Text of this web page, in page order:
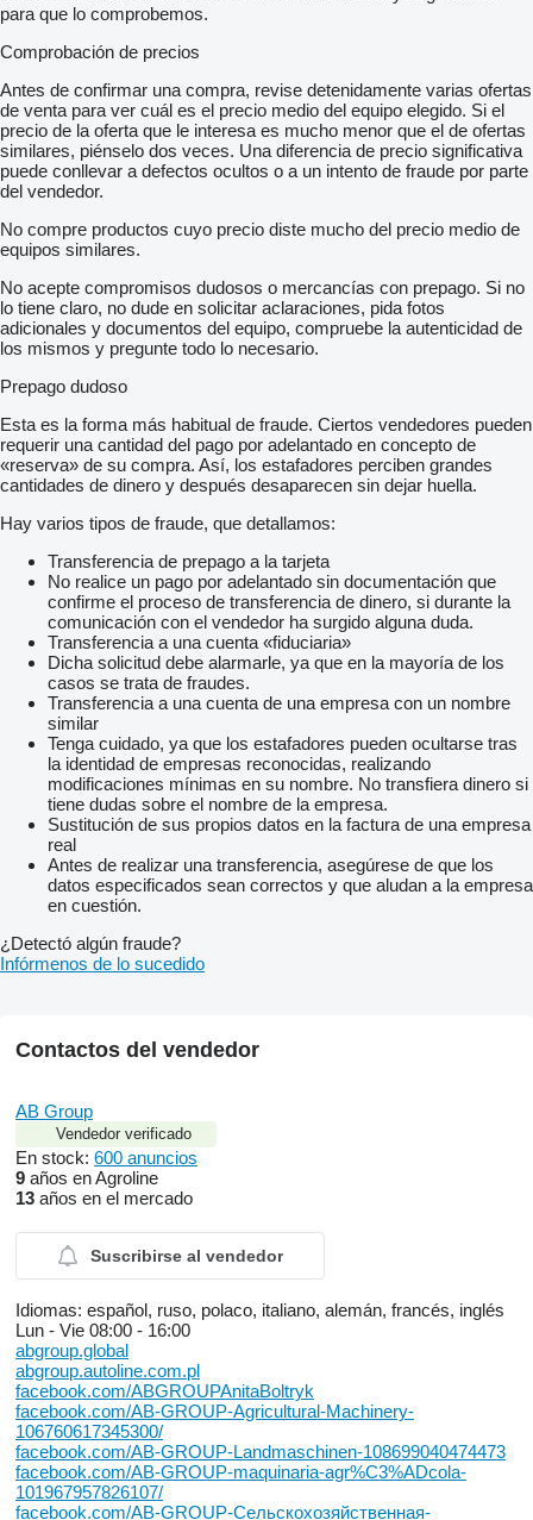
para que lo comprobemos.
Comprobación de precios
Antes de confirmar una compra, revise detenidamente varias ofertas
de venta para ver cuál es el precio medio del equipo elegido. Si el
precio de la oferta que le interesa es mucho menor que el de ofertas
similares, piénselo dos veces. Una diferencia de precio significativa
puede conllevar a defectos ocultos o a un intento de fraude por parte
del vendedor.
No compre productos cuyo precio diste mucho del precio medio de
equipos similares.
No acepte compromisos dudosos o mercancías con prepago. Si no
lo tiene claro, no dude en solicitar aclaraciones, pida fotos
adicionales y documentos del equipo, compruebe la autenticidad de
los mismos y pregunte todo lo necesario.
Prepago dudoso
Esta es la forma más habitual de fraude. Ciertos vendedores pueden
requerir una cantidad del pago por adelantado en concepto de
«reserva» de su compra. Así, los estafadores perciben grandes
cantidades de dinero y después desaparecen sin dejar huella.
Hay varios tipos de fraude, que detallamos:
Transferencia de prepago a la tarjeta
No realice un pago por adelantado sin documentación que
confirme el proceso de transferencia de dinero, si durante la
comunicación con el vendedor ha surgido alguna duda.
Transferencia a una cuenta «fiduciaria»
Dicha solicitud debe alarmarle, ya que en la mayoría de los
casos se trata de fraudes.
Transferencia a una cuenta de una empresa con un nombre
similar
Tenga cuidado, ya que los estafadores pueden ocultarse tras
la identidad de empresas reconocidas, realizando
modificaciones mínimas en su nombre. No transfiera dinero si
tiene dudas sobre el nombre de la empresa.
Sustitución de sus propios datos en la factura de una empresa
real
Antes de realizar una transferencia, asegúrese de que los
datos especificados sean correctos y que aludan a la empresa
en cuestión.
¿Detectó algún fraude?
Infórmenos de lo sucedido
Contactos del vendedor
AB Group
Vendedor verificado
En stock: 600 anuncios
9 años en Agroline
13 años en el mercado
Suscribirse al vendedor
Idiomas: español, ruso, polaco, italiano, alemán, francés, inglés
Lun - Vie 08:00 - 16:00
abgroup.global
abgroup.autoline.com.pl
facebook.com/ABGROUPAnitaBoltryk
facebook.com/AB-GROUP-Agricultural-Machinery-
106760617345300/
facebook.com/AB-GROUP-Landmaschinen-108699040474473
facebook.com/AB-GROUP-maquinaria-agr%C3%ADcola-
101967957826107/
facebook.com/AB-GROUP-Сельскохозяйственная-